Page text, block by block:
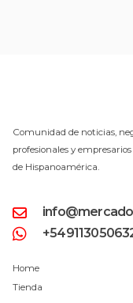
Comunidad de noticias,
profesionales y
de Hispanoamérica.
Home
Tienda